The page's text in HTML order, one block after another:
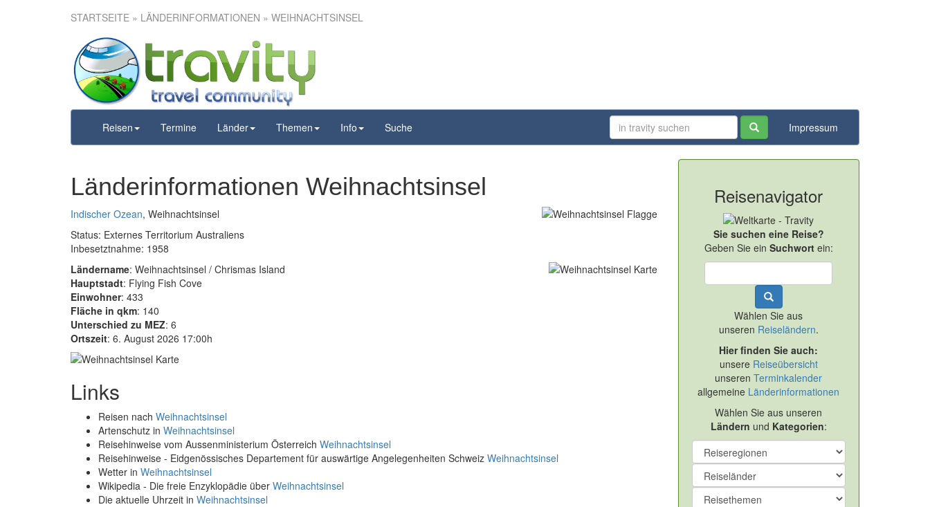
STARTSEITE » LÄNDERINFORMATIONEN » WEIHNACHTSINSEL
Reisen Termine Länder Themen Info Suche Impressum
Länderinformationen Weihnachtsinsel
Indischer Ozean, Weihnachtsinsel
Status: Externes Territorium Australiens
Inbesetztnahme: 1958
Ländername: Weihnachtsinsel / Chrismas Island
Hauptstadt: Flying Fish Cove
Einwohner: 433
Fläche in qkm: 140
Unterschied zu MEZ: 6
Ortszeit: 6. August 2026 17:00h
Links
Reisen nach Weihnachtsinsel
Artenschutz in Weihnachtsinsel
Reisehinweise vom Aussenministerium Österreich Weihnachtsinsel
Reisehinweise - Eidgenössisches Departement für auswärtige Angelegenheiten Schweiz Weihnachtsinsel
Wetter in Weihnachtsinsel
Wikipedia - Die freie Enzyklopädie über Weihnachtsinsel
Die aktuelle Uhrzeit in Weihnachtsinsel
Reisenavigator
Sie suchen eine Reise?
Geben Sie ein Suchwortein:
Wählen Sie aus
unseren Reiseländern.
Hier finden Sie auch:
unsere Reiseübersicht
unserenTerminkalender
allgemeine Länderinformationen
Wählen Sie aus unseren
Ländern und Kategorien: